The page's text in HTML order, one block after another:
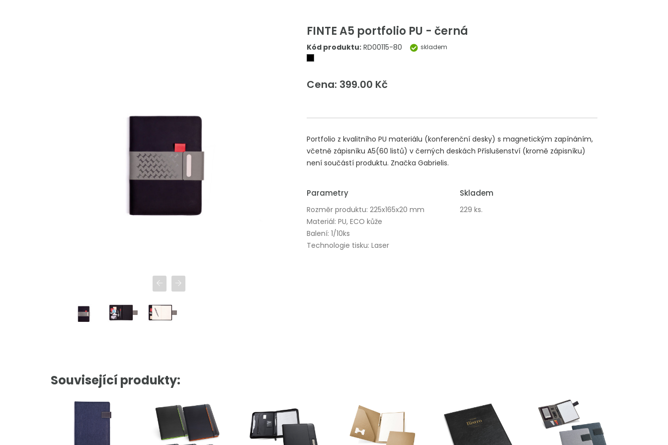
FINTE A5 portfolio PU - černá
Kód produktu: RD00115-80 skladem
Cena: 399.00 Kč
Portfolio z kvalitního PU materiálu (konferenční desky) s magnetickým zapínáním,
včetně zápisníku A5(60 listů) v černých deskách Příslušenství (kromě zápisníku)
není součástí produktu. Značka Gabrielis.
Parametry
Rozměr produktu: 225x165x20 mm
Materiál: PU, ECO kůže
Balení: 1/10ks
Technologie tisku: Laser
Skladem
229 ks.
Související produkty: